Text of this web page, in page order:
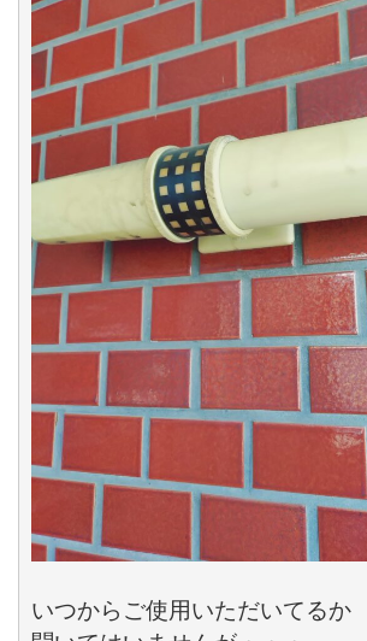
いつからご使用いただいてるか